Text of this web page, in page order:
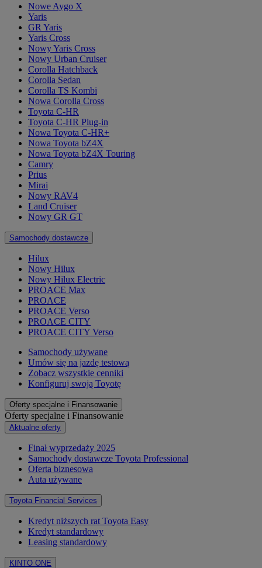
Nowe Aygo X
Yaris
GR Yaris
Yaris Cross
Nowy Yaris Cross
Nowy Urban Cruiser
Corolla Hatchback
Corolla Sedan
Corolla TS Kombi
Nowa Corolla Cross
Toyota C-HR
Toyota C-HR Plug-in
Nowa Toyota C-HR+
Nowa Toyota bZ4X
Nowa Toyota bZ4X Touring
Camry
Prius
Mirai
Nowy RAV4
Land Cruiser
Nowy GR GT
Samochody dostawcze
Hilux
Nowy Hilux
Nowy Hilux Electric
PROACE Max
PROACE
PROACE Verso
PROACE CITY
PROACE CITY Verso
Samochody używane
Umów się na jazdę testową
Zobacz wszystkie cenniki
Konfiguruj swoją Toyotę
Oferty specjalne i Finansowanie
Oferty specjalne i Finansowanie
Aktualne oferty
Finał wyprzedaży 2025
Samochody dostawcze Toyota Professional
Oferta biznesowa
Auta używane
Toyota Financial Services
Kredyt niższych rat Toyota Easy
Kredyt standardowy
Leasing standardowy
KINTO ONE